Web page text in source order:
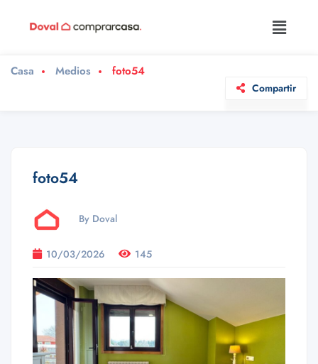
Casa Medios foto54
Compartir
foto54
By Doval
10/03/2026 145